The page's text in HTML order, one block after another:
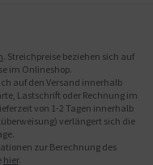
. Streichpreise beziehen sich auf
im Onlineshop.
auf den Versand innerhalb
Lastschrift oder Rechnung im
von 1-2 Tagen innerhalb
verlängert sich die
zur Berechnung des
hier.